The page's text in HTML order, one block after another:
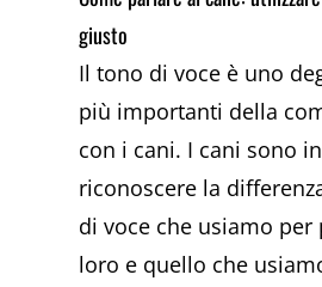
giusto
Il tono di voce è uno
più importanti della
con i cani. I cani sono
riconoscere la
di voce che usiamo per
loro e quello che